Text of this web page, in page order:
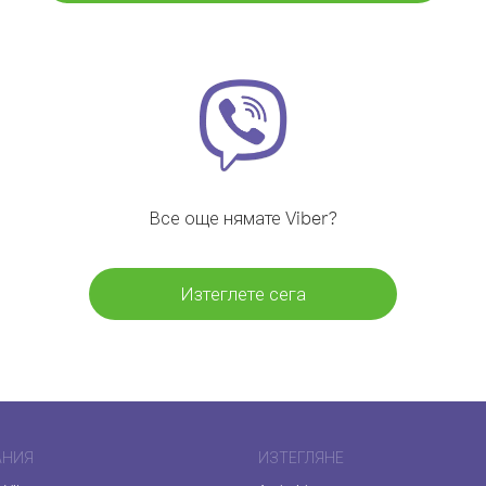
Все още нямате Viber?
Изтеглете сега
ИЗТЕГЛЯНЕ